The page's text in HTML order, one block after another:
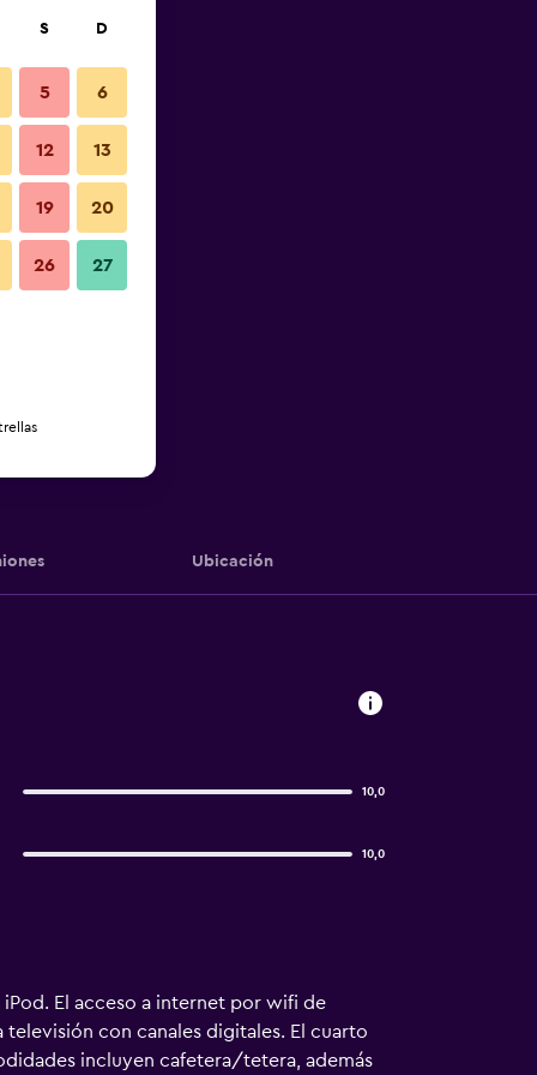
Ubicación
10,0
10,0
iPod. El acceso a internet por wifi de
con canales digitales. El cuarto
incluyen cafetera/tetera, además
S D
5 6
12 13
19 20
26 27